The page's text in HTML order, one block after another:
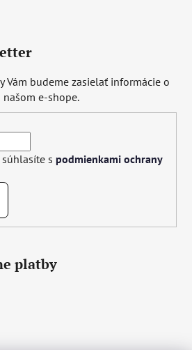
Vám budeme zasielať informácie o
e-shope.
s podmienkami ochrany
platby